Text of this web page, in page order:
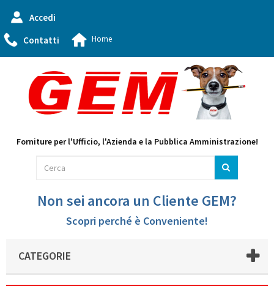
Accedi
Contatti
Home
Forniture per l'Ufficio, l'Azienda e la Pubblica Amministrazione!
Non sei ancora un Cliente GEM?
Scopri perché è Conveniente!
CATEGORIE